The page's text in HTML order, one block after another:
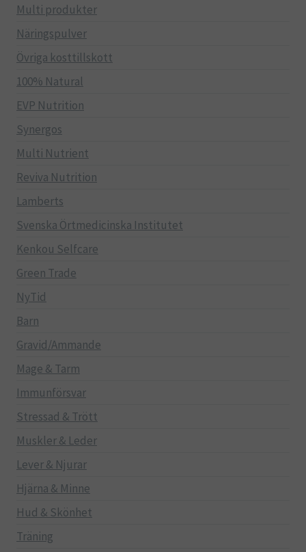
Multi produkter
Näringspulver
Övriga kosttillskott
100% Natural
EVP Nutrition
Synergos
Multi Nutrient
Reviva Nutrition
Lamberts
Svenska Örtmedicinska Institutet
Kenkou Selfcare
Green Trade
NyTid
Barn
Gravid/Ammande
Mage & Tarm
Immunförsvar
Stressad & Trött
Muskler & Leder
Lever & Njurar
Hjärna & Minne
Hud & Skönhet
Träning